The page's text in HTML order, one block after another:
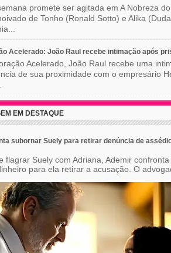
promete ser agitada em A Nobreza
de Tonho (Ronald Sotto) e Alika
Acelerado: João Raul recebe intimação após
Acelerado, João Raul recebe uma
de sua proximidade com o empresário
EM DESTAQUE
subornar Suely para retirar denúncia de
flagrar Suely com Adriana, Ademir
para ela retirar a acusação. O